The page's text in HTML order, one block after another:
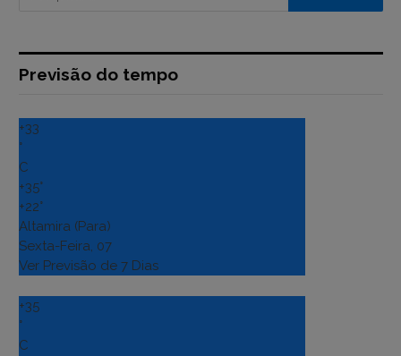
Previsão do tempo
+33
°
C
+35°
+22°
Altamira (Para)
Sexta-Feira, 07
Ver Previsão de 7 Dias
+35
°
C